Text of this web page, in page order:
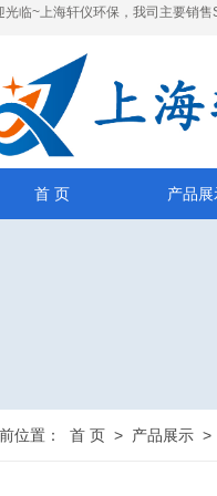
光临~上海轩仪环保，我司主要销
首 页 产品展
位置： 首 页 > 产品展示 >